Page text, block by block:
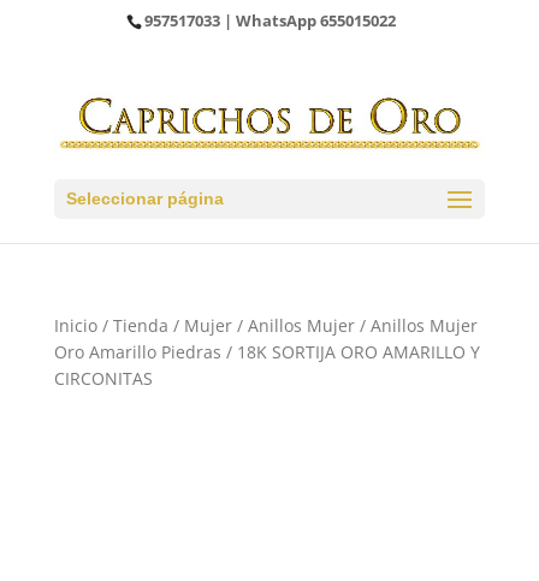
957517033 | WhatsApp655015022
Seleccionar página
Inicio/ Tienda / Mujer/ Anillos Mujer/ Anillos Mujer
Oro Amarillo Piedras / 18K SORTIJA ORO AMARILLO Y
CIRCONITAS